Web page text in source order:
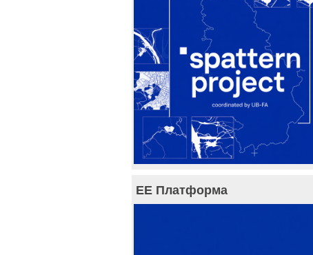
ЕЕ Платформа